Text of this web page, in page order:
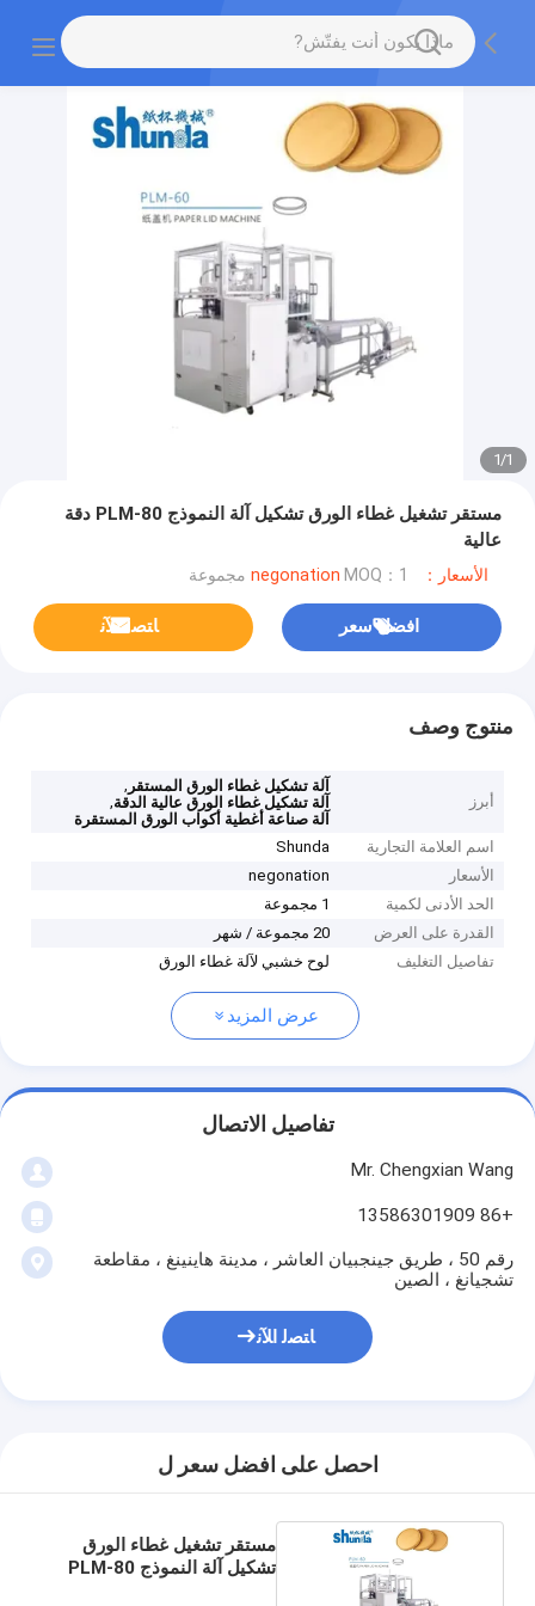
1
/
1
مستقر تشغيل غطاء الورق تشكيل آلة النموذج PLM-80 دقة
عالية
الأسعار：negonation MOQ：1 مجموعة
افضل سعر ﺎﺘﺼﻟ ﺍﻶﻧ
منتوج وصف
أبرز
آلة تشكيل غطاء الورق المستقر ,
آلة تشكيل غطاء الورق عالية الدقة,
آلة صناعة أغطية أكواب الورق المستقرة
اسم العلامة التجارية
Shunda
الأسعار
negonation
الحد الأدنى لكمية
1 مجموعة
القدرة على العرض
20 مجموعة / شهر
تفاصيل التغليف
لوح خشبي لآلة غطاء الورق
عرض المزيد
تفاصيل الاتصال
Mr. Chengxian Wang
+86 13586301909
رقم 50 ، طريق جينجبيان العاشر ، مدينة هاينينغ ، مقاطعة
تشجيانغ ، الصين
ﺎﺘﺼﻟ ﺍﻶﻧ
احصل على افضل سعر ل
مستقر تشغيل غطاء الورق
تشكيل آلة النموذج PLM-80